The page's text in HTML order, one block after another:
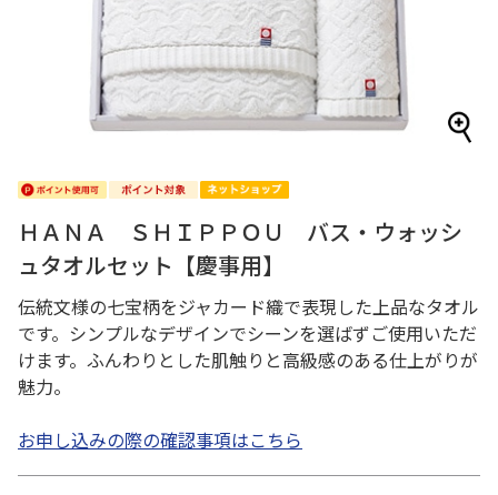
ＨＡＮＡ ＳＨＩＰＰＯＵ バス・ウォッシ
ュタオルセット【慶事用】
伝統文様の七宝柄をジャカード織で表現した上品なタオル
です。シンプルなデザインでシーンを選ばずご使用いただ
けます。ふんわりとした肌触りと高級感のある仕上がりが
魅力。
お申し込みの際の確認事項はこちら